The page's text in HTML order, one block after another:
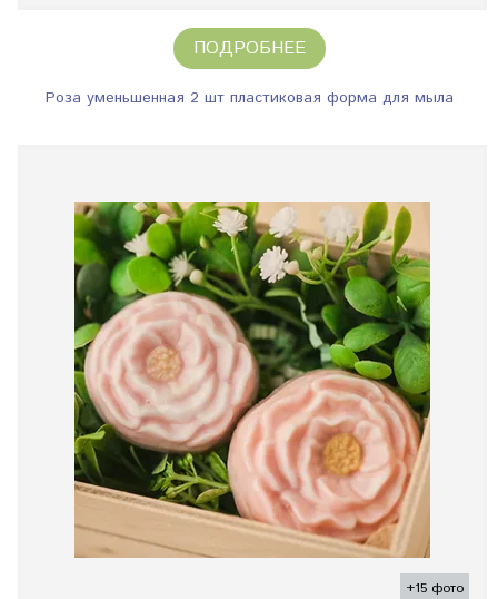
ПОДРОБНЕЕ
Роза уменьшенная 2 шт пластиковая форма для мыла
+15 фото